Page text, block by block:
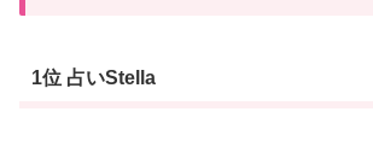
1位 占いStella